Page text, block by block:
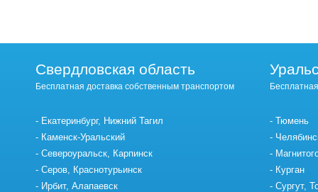
Свердловская область
Бесплатная доставка собственным транспортом
Екатеринбург, Нижний Тагил
Каменск-Уральский
Североуральск, Карпинск
Серов, Краснотурьинск
Ирбит, Алапаевск
Тюмень
Курган
Сургут,